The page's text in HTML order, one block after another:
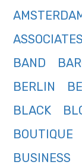
ASSOCIATES
BAND
BERLIN
BLACK
BOUTIQUE
BUSINESS